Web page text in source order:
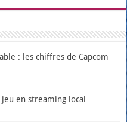
: les chiffres de Capcom
en streaming local